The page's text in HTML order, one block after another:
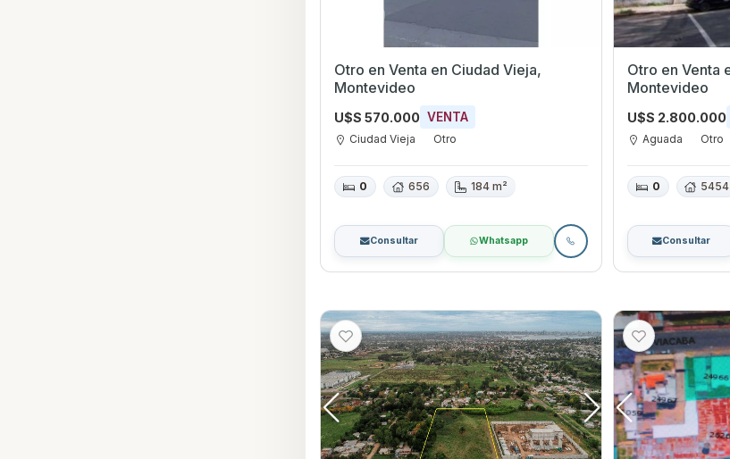
Otro en Venta en Ciudad Vieja,
Montevideo
U$S 570.000 VENTA
Ciudad Vieja Otro
0 656 184 m²
Consultar Whatsapp
Otro en Venta en Aguada,
Montevideo
U$S 2.800.000
Aguada Otro
0 5454
Consultar